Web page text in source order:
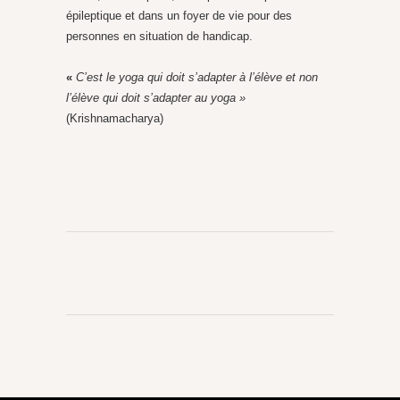
épileptique et dans un foyer de vie pour des
personnes en situation de handicap.
« C’est le yoga qui doit s’adapter à l’élève et non
l’élève qui doit s’adapter au yoga »
(Krishnamacharya)